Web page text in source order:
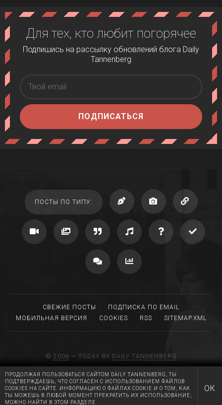
Для тех, кто любит погорячее
Подпишись на рассылку обновлений блога Daily
Tannenberg
ПОДПИСАТЬСЯ
ПОСТЫ ПО ТИПУ:
СВЕЖИЕ ПОСТЫ
ПОДПИСКА ПО EMAIL
МОБИЛЬНАЯ ВЕРСИЯ
COOKIES RSS SITEMAP.XML
© 2006 — TODAY BY DAILY TANNENBERG
DRIVEN BY TUMBLR, MIGRATED TO WORDPRESS
MADE WITH LOVE AT RGB MEDIA
HUGS AND KISSES TO A.T.
ПРОДОЛЖАЯ ПОЛЬЗОВАТЬСЯ САЙТОМ DAILY TANNENBERG, ТЫ
ПОДТВЕРЖДАЕШЬ, ЧТО СОГЛАСЕН С ИСПОЛЬЗОВАНИЕМ ФАЙЛОВ
COOKIES НА САЙТЕ. ИНФОРМАЦИЮ О ФАЙЛАХ COOKIE И О ТОМ, КАК
ТЫ МОЖЕШЬ В ЛЮБОЙ МОМЕНТ ПРЕКРАТИТЬ ИХ ИСПОЛЬЗОВАНИЕ,
МОЖНО НАЙТИ В ЭТОМ РАЗДЕЛЕ
ОК